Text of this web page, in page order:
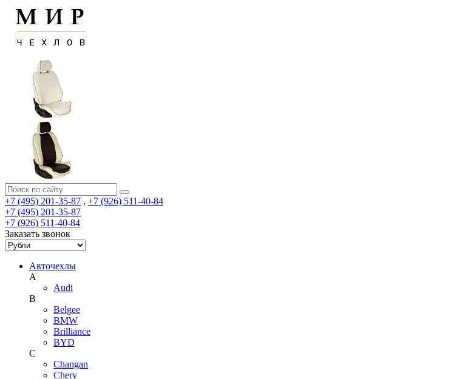
+7 (495) 201-35-87 , +7 (926) 511-40-84
+7 (495) 201-35-87
+7 (926) 511-40-84
Заказать звонок
Авточехлы
A
Audi
B
Belgee
BMW
Brilliance
BYD
C
Changan
Chery